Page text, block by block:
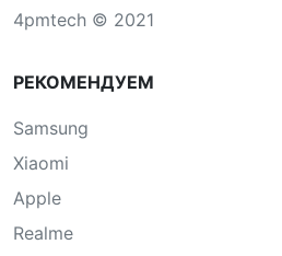
4pmtech © 2021
РЕКОМЕНДУЕМ
Samsung
Xiaomi
Apple
Realme